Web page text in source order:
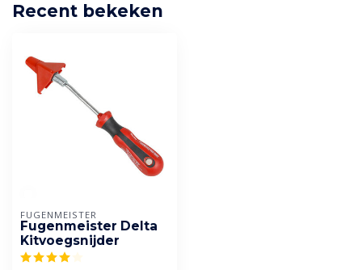
Recent bekeken
FUGENMEISTER
Fugenmeister Delta
Kitvoegsnijder